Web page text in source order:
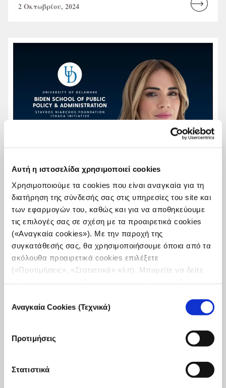
Αυτή η ιστοσελίδα χρησιμοποιεί cookies
Χρησιμοποιούμε τα cookies που είναι αναγκαία για τη
διατήρηση της σύνδεσής σας στις υπηρεσίες του site και
των εφαρμογών του, καθώς και για να αποθηκεύουμε
τις επιλογές σας σε σχέση με τα προαιρετικά cookies
(«Αναγκαία cookies»). Με την παροχή της
συγκατάθεσής σας, θα χρησιμοποιήσουμε όποια από τα
ακόλουθα προαιρετικά cookies επιλέξετε
(«Προτιμήσεις», «Στατιστικά» κλπ). Μπορείτε να δείτε
συγκατάθεσης
Αναγκαία Cookies (Τεχνικά)
Προτιμήσεις
Στατιστικά
2 Οκτωβρίου, 2024
Read
Η Διευθύνουσα Σύμβουλος του iMEdD
συμμετέχει ως εισηγήτρια στο σεμινάριο
Media & Democracy στο Πανεπιστήμιο του
Delaware
Η Άννα-Κύνθια Μπουσδούκου θα βρίσκεται στο
Πανεπιστήμιο του Delaware, όπου θα μοιραστεί τις
ενημέρωσης διαμορφώνουν τη δημοκρατία και τον
δημόσιο ...
9 Σεπτεμβρίου, 2024
Read